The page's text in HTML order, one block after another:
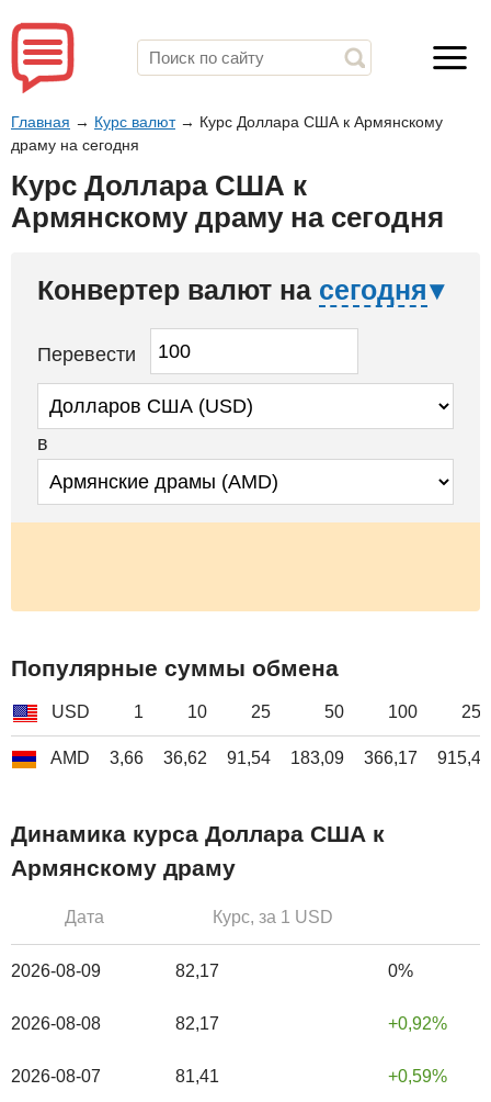
Главная → Курс валют→ Курс Доллара США к Армянскому
драму на сегодня
Курс Доллара США к
Армянскому драму на сегодня
Конвертер валют на сегодня
Перевести
в
Популярные суммы обмена
USD 1 10 25 50 100 250
AMD 3,66 36,62 91,54 183,09 366,17 915,43
Динамика курса Доллара США к
Армянскому драму
Дата Курс, за 1 USD
2026-08-09 82,17 0%
2026-08-08 82,17 0,92%
2026-08-07 81,41 0,59%